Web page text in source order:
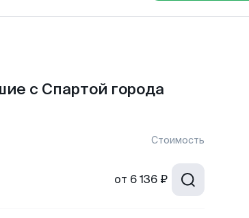
с Спартой города
Стоимость
от 6 136 ₽